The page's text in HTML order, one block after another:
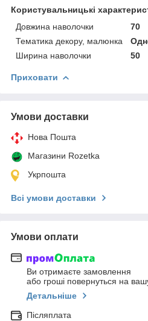
Користувальницькі
Довжина наволочки
70
Тематика декору, малюнка
Ширина наволочки
50
Приховати
Умови доставки
Нова Пошта
Магазини Rozetka
Укрпошта
Всі умови доставки
Умови оплати
Ви отримаєте замовлення
або гроші повернуться на
Детальніше
Післяплата